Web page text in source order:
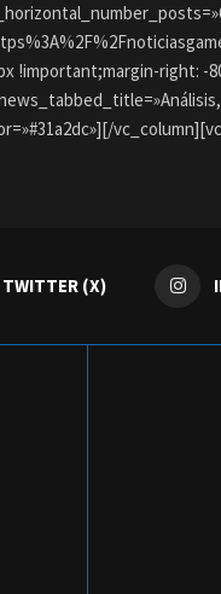
!important;margin-
TWITTER (X)